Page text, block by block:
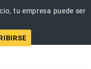
tu empresa puede ser